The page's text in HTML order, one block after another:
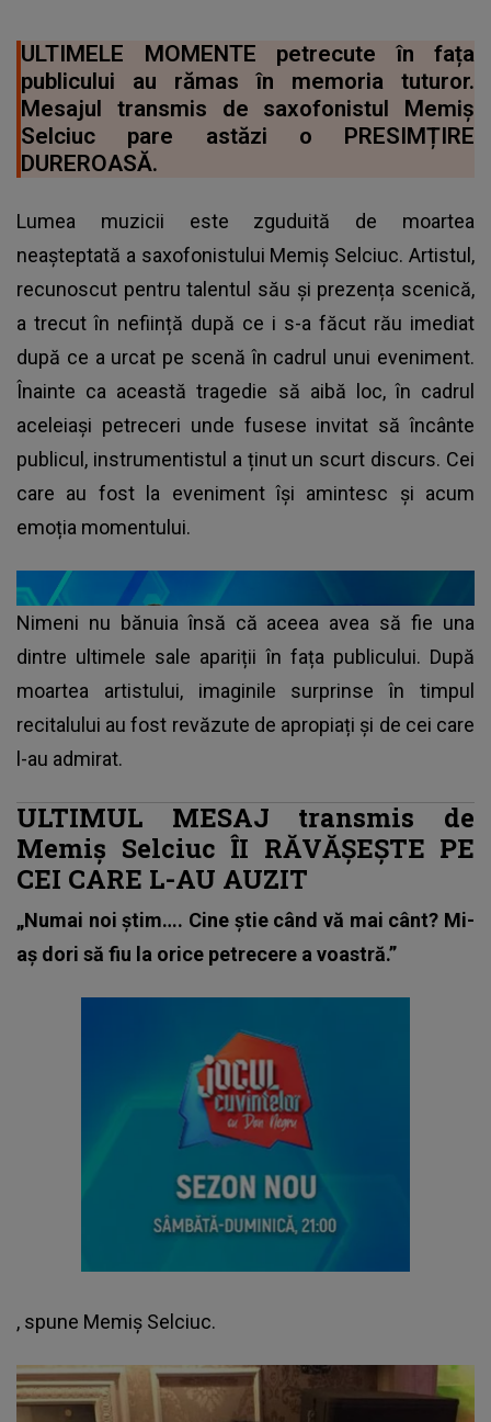
ULTIMELE MOMENTE petrecute în fața
publicului au rămas în memoria tuturor.
Mesajul transmis de saxofonistul Memiș
Selciuc pare astăzi o PRESIMȚIRE
DUREROASĂ.
Lumea muzicii este zguduită de moartea
neașteptată a saxofonistului Memiș Selciuc. Artistul,
recunoscut pentru talentul său și prezența scenică,
a trecut în neființă după ce i s-a făcut rău imediat
după ce a urcat pe scenă în cadrul unui eveniment.
Înainte ca această tragedie să aibă loc, în cadrul
aceleiași petreceri unde fusese invitat să încânte
publicul, instrumentistul a ținut un scurt discurs. Cei
care au fost la eveniment își amintesc și acum
emoția momentului.
Nimeni nu bănuia însă că aceea avea să fie una
dintre ultimele sale apariții în fața publicului. După
moartea artistului, imaginile surprinse în timpul
recitalului au fost revăzute de apropiați și de cei care
l-au admirat.
ULTIMUL MESAJ transmis de
Memiș Selciuc ÎI RĂVĂȘEȘTE PE
CEI CARE L-AU AUZIT
„Numai noi știm…. Cine știe când vă mai cânt? Mi-
aș dori să fiu la orice petrecere a voastră.”
, spune Memiș Selciuc.